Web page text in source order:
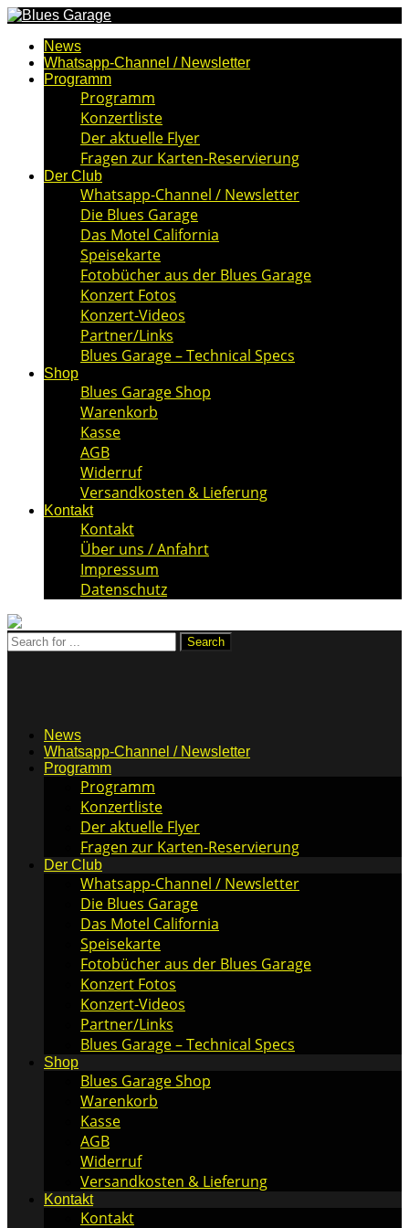
News
Whatsapp-Channel / Newsletter
Programm
Programm
Konzertliste
Der aktuelle Flyer
Fragen zur Karten-Reservierung
Der Club
Whatsapp-Channel / Newsletter
Die Blues Garage
Das Motel California
Speisekarte
Fotobücher aus der Blues Garage
Konzert Fotos
Konzert-Videos
Partner/Links
Blues Garage – Technical Specs
Shop
Blues Garage Shop
Warenkorb
Kasse
AGB
Widerruf
Versandkosten & Lieferung
Kontakt
Kontakt
Über uns / Anfahrt
Impressum
Datenschutz
News
Whatsapp-Channel / Newsletter
Programm
Programm
Konzertliste
Der aktuelle Flyer
Fragen zur Karten-Reservierung
Der Club
Whatsapp-Channel / Newsletter
Die Blues Garage
Das Motel California
Speisekarte
Fotobücher aus der Blues Garage
Konzert Fotos
Konzert-Videos
Partner/Links
Blues Garage – Technical Specs
Shop
Blues Garage Shop
Warenkorb
Kasse
AGB
Widerruf
Versandkosten & Lieferung
Kontakt
Kontakt